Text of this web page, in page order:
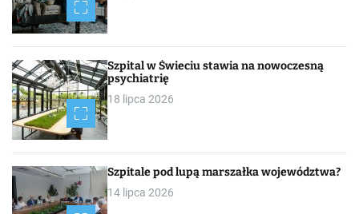
Szpital w Świeciu stawia na nowoczesną
psychiatrię
18 lipca 2026
Szpitale pod lupą marszałka województwa?
14 lipca 2026